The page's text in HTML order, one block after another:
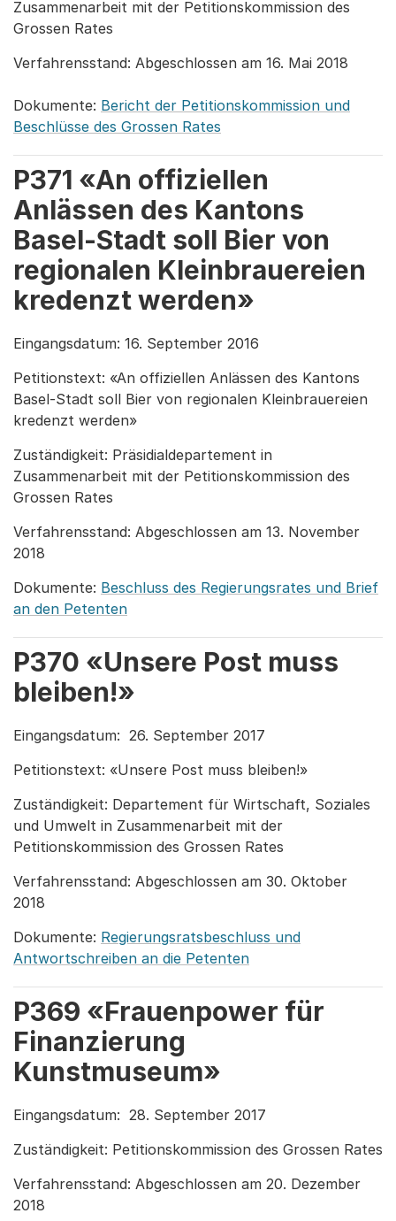
Zusammenarbeit mit der Petitionskommission des
Grossen Rates
Verfahrensstand: Abgeschlossen am 16. Mai 2018
Dokumente: Bericht der Petitionskommission und
Beschlüsse des Grossen Rates
P371 «An offiziellen
Anlässen des Kantons
Basel-Stadt soll Bier von
regionalen Kleinbrauereien
kredenzt werden»
Eingangsdatum: 16. September 2016
Petitionstext: «An offiziellen Anlässen des Kantons
Basel-Stadt soll Bier von regionalen Kleinbrauereien
kredenzt werden»
Zuständigkeit: Präsidialdepartement in
Zusammenarbeit mit der Petitionskommission des
Grossen Rates
Verfahrensstand: Abgeschlossen am 13. November
2018
Dokumente: Beschluss des Regierungsrates und Brief
an den Petenten
P370 «Unsere Post muss
bleiben!»
Eingangsdatum: 26. September 2017
Petitionstext: «Unsere Post muss bleiben!»
Zuständigkeit: Departement für Wirtschaft, Soziales
und Umwelt in Zusammenarbeit mit der
Petitionskommission des Grossen Rates
Verfahrensstand: Abgeschlossen am 30. Oktober
2018
Dokumente: Regierungsratsbeschluss und
Antwortschreiben an die Petenten
P369 «Frauenpower für
Finanzierung
Kunstmuseum»
Eingangsdatum: 28. September 2017
Zuständigkeit: Petitionskommission des Grossen Rates
Verfahrensstand: Abgeschlossen am 20. Dezember
2018